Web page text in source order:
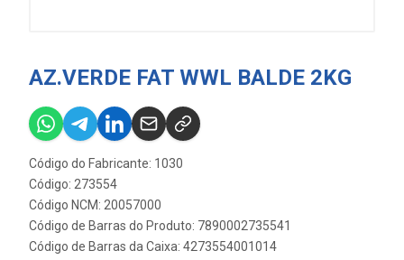
AZ.VERDE FAT WWL BALDE 2KG
Código do Fabricante: 1030
Código: 273554
Código NCM: 20057000
Código de Barras do Produto: 7890002735541
Código de Barras da Caixa: 4273554001014